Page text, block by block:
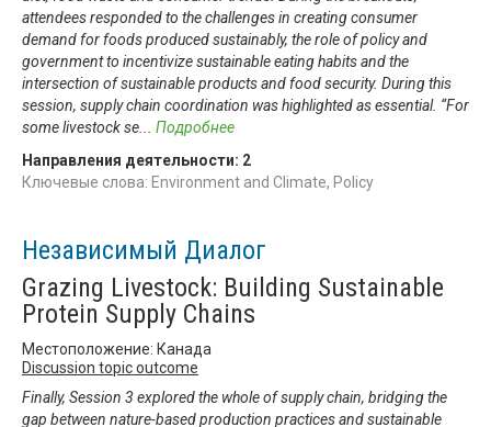
attendees responded to the challenges in creating consumer
demand for foods produced sustainably, the role of policy and
government to incentivize sustainable eating habits and the
intersection of sustainable products and food security. During this
session, supply chain coordination was highlighted as essential. “For
some livestock se
Подробнее
Направления деятельности: 2
Ключевые слова: Environment and Climate, Policy
Независимый Диалог
Grazing Livestock: Building Sustainable
Protein Supply Chains
Местоположение: Канада
Discussion topic outcome
Finally, Session 3 explored the whole of supply chain, bridging the
gap between nature-based production practices and sustainable